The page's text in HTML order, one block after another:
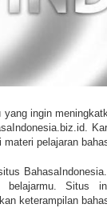
yang ingin
materi pelajaran
belajarmu. Situs
keterampilan